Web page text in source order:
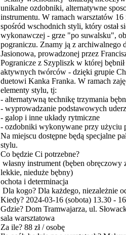
unikalne ozdobniki, alternatywne
instrumentu. W ramach warsztatów
spośród wschodnich styli, który ostał
wykonawczej - grze "po suwalsku",
pograniczu. Znamy ją z archiwalnego
Jasionowa, prowadzonej przez
Pogranicze z Szypliszk w której
aktywnych twórców - dzięki grupie
duetowi Kanka Franka. W ramach
elementy stylu, tj:
- alternatywną technikę trzymania
- wyprowadzanie podstawowych
- galop i inne układy rytmiczne
- ozdobniki wykonywane przy użyciu
Na miejscu dostępne będą specjalne
stylu.
Co będzie Ci potrzebne?
własny instrument (bęben
lekkie, nieduże bębny)
ochota i determinacja
Dla kogo? Dla każdego, niezależnie
Kiedy? 2024-03-16 (sobota) 13.30 -
Gdzie? Dom Tramwajarza, ul.
sala warsztatowa
Za ile? 88 zł / osobę